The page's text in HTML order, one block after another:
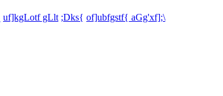
uf]kgLotf gLlt ;Dks{ of]ubfgstf{ aGg'xf];\